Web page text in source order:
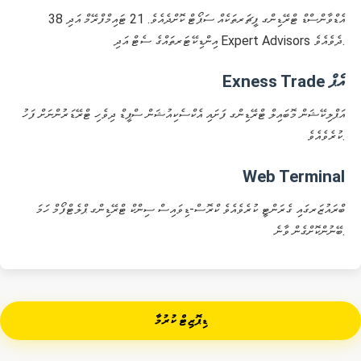
އެޑްވާންސްޑް ޓްރޭޑިންގ ފީޗަރތަކެއް ސަޕޯޓް ކޮށްދެއެވެ. 21 ޓައިމްފްރޭމް އަދި 38
އިންޑިކޭޓަރތައްގެ ސެޓް އަދި Expert Advisors ދެވެއެވެ.
Exness Trade އެޕް
އަޕްލިކޭޝަން މޮބައިލް ޓްރޭޑިންގ ފަށައި އެކްސެކިއުޝަން ސްޕީޑް ދިވެހި ޓްރޭޑަރުންނަށް ފަހު
ކުރެވެއެވެ.
Web Terminal
ބްރައުޒަރގައި ގެރަންޓީ ކުރެވެއެވެ ކްރޮސް-ޑިވައިސް ސިންކް ޓްރޭޑިންގ ޕްލެޓްފޯމް ހަމަ
ބޭނުންކޮށްގެން ވާނެ.
ޑިޕޮޒިޓް ކުރުމާ